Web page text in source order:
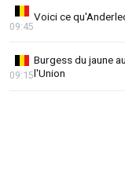
Voici ce
09:45
Burgess du jaune
l'Union
09:15